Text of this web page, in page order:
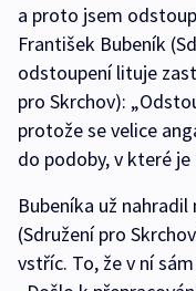
a proto jsem
František Bubeník
odstoupení lituje
pro Skrchov):
protože se velice
do podoby, v které je
Bubeníka už
(Sdružení pro
vstříc. To, že v ní